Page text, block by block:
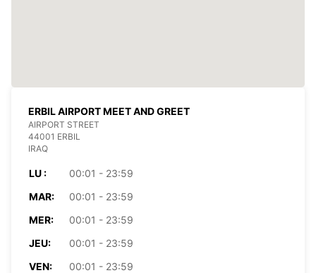
ERBIL AIRPORT MEET AND GREET
AIRPORT STREET
44001 ERBIL
IRAQ
LU :
00:01 - 23:59
MAR:
00:01 - 23:59
MER:
00:01 - 23:59
JEU:
00:01 - 23:59
VEN:
00:01 - 23:59